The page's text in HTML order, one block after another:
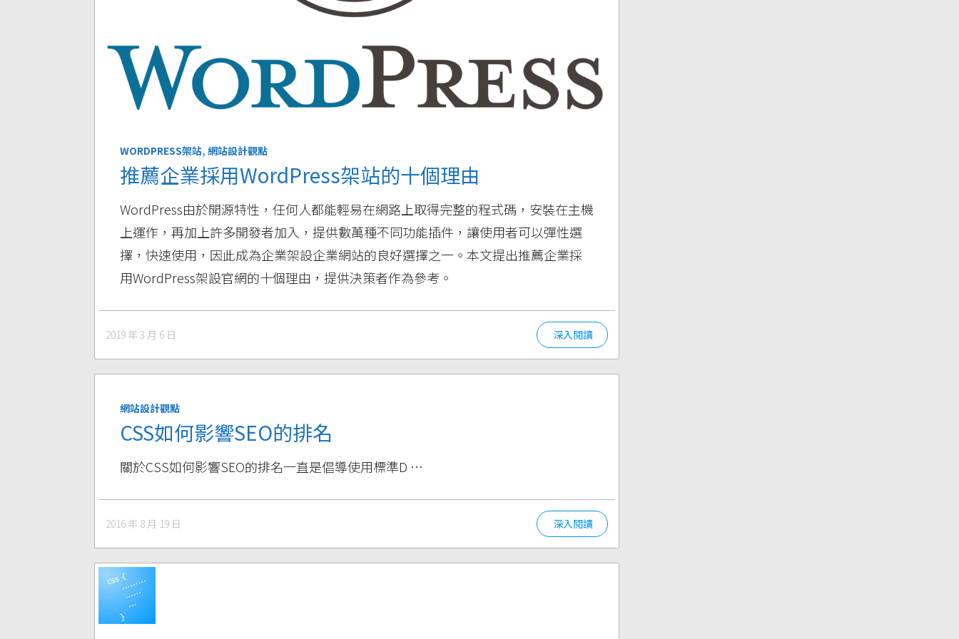
WORDPRESS架站, 網站設計觀點
推薦企業採用WordPress架站的十個理由
WordPress由於開源特性，任何人都能輕易在網路上取得完整的程式碼，安裝在主機
上運作，再加上許多開發者加入，提供數萬種不同功能插件，讓使用者可以彈性選
擇，快速使用，因此成為企業架設企業網站的良好選擇之一。本文提出推薦企業採
用WordPress架設官網的十個理由，提供決策者作為參考。
2019 年 3 月 6 日 深入閱讀
網站設計觀點
CSS如何影響SEO的排名
關於CSS如何影響SEO的排名一直是倡導使用標準D …
2016 年 8 月 19 日 深入閱讀